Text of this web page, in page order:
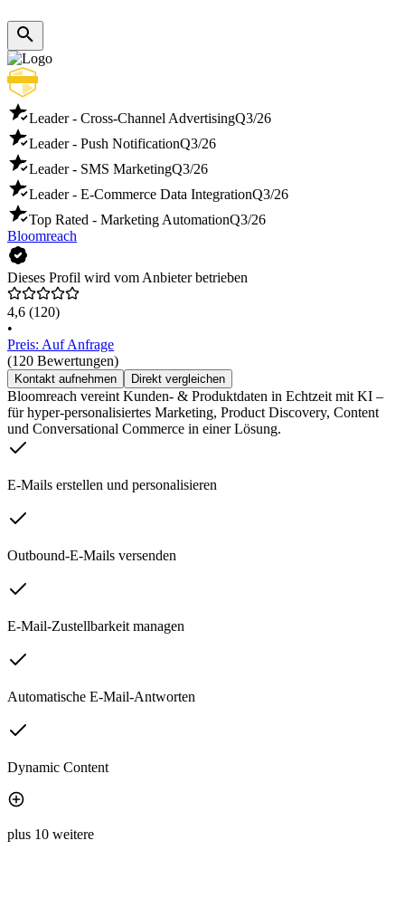
Leader - Cross-Channel AdvertisingQ3/26
Leader - Push NotificationQ3/26
Leader - SMS MarketingQ3/26
Leader - E-Commerce Data IntegrationQ3/26
Top Rated - Marketing AutomationQ3/26
Bloomreach
Dieses Profil wird vom Anbieter betrieben
4,6 (120)
•
Preis: Auf Anfrage
(120 Bewertungen)
Kontakt aufnehmen Direkt vergleichen
Bloomreach vereint Kunden- & Produktdaten in Echtzeit mit KI –
für hyper-personalisiertes Marketing, Product Discovery, Content
und Conversational Commerce in einer Lösung.
E-Mails erstellen und personalisieren
Outbound-E-Mails versenden
E-Mail-Zustellbarkeit managen
Automatische E-Mail-Antworten
Dynamic Content
plus 10 weitere